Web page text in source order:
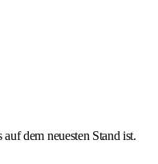
dem neuesten Stand ist.